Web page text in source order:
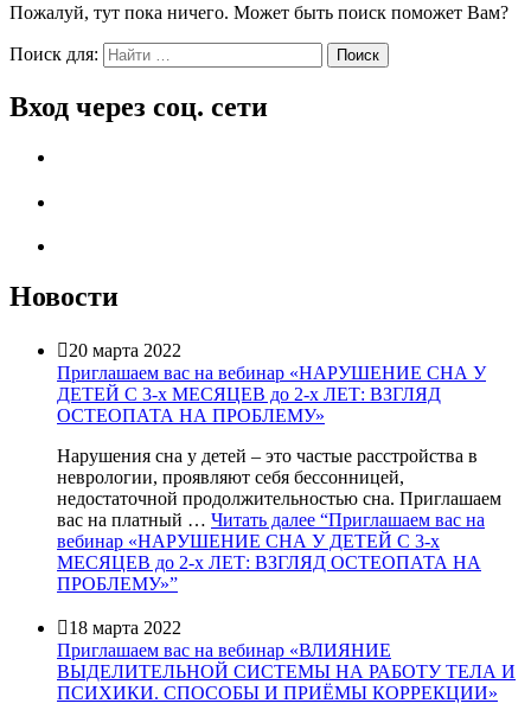
Пожалуй, тут пока ничего. Может быть поиск поможет Вам?
Поиск для: Поиск
Вход через соц. сети
Новости
20 марта 2022
Приглашаем вас на вебинар «НАРУШЕНИЕ СНА У
ДЕТЕЙ С 3-х МЕСЯЦЕВ до 2-х ЛЕТ: ВЗГЛЯД
ОСТЕОПАТА НА ПРОБЛЕМУ»
Нарушения сна у детей – это частые расстройства в
неврологии, проявляют себя бессонницей,
недостаточной продолжительностью сна. Приглашаем
вас на платный … Читать далее “Приглашаем вас на
вебинар «НАРУШЕНИЕ СНА У ДЕТЕЙ С 3-х
МЕСЯЦЕВ до 2-х ЛЕТ: ВЗГЛЯД ОСТЕОПАТА НА
ПРОБЛЕМУ»”
18 марта 2022
Приглашаем вас на вебинар «ВЛИЯНИЕ
ВЫДЕЛИТЕЛЬНОЙ СИСТЕМЫ НА РАБОТУ ТЕЛА И
ПСИХИКИ. СПОСОБЫ И ПРИЁМЫ КОРРЕКЦИИ»